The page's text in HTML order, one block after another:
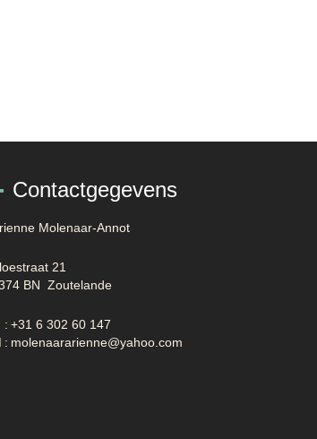
Contactgegevens
Molenaar-Annot
21
BN Zoutelande
: +31 6 302 60 147
: molenaararienne@yahoo.com